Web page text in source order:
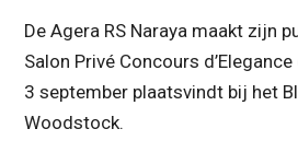
De Agera RS Naraya maakt zijn
Salon Privé Concours
3 september plaatsvindt bij het
Woodstock.